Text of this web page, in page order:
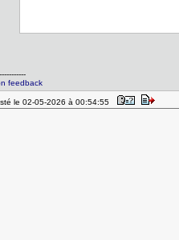
feedback
le 02-05-2026 à 00:54:55